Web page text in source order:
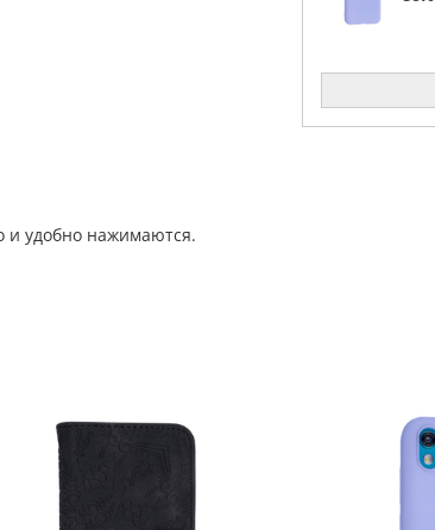
и удобно нажимаются.